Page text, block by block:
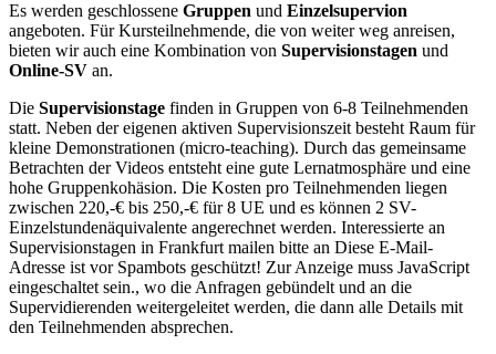
Es werden geschlossene Gruppen und Einzelsupervion
angeboten. Für Kursteilnehmende, die von weiter weg anreisen,
bieten wir auch eine Kombination von Supervisionstagen und
Online-SV an.
Die Supervisionstage finden in Gruppen von 6-8 Teilnehmenden
statt. Neben der eigenen aktiven Supervisionszeit besteht Raum für
kleine Demonstrationen (micro-teaching). Durch das gemeinsame
Betrachten der Videos entsteht eine gute Lernatmosphäre und eine
hohe Gruppenkohäsion. Die Kosten pro Teilnehmenden liegen
zwischen 220,-€ bis 250,-€ für 8 UE und es können 2 SV-
Einzelstundenäquivalente angerechnet werden. Interessierte an
Supervisionstagen in Frankfurt mailen bitte an Diese E-Mail-
Adresse ist vor Spambots geschützt! Zur Anzeige muss JavaScript
eingeschaltet sein., wo die Anfragen gebündelt und an die
Supervidierenden weitergeleitet werden, die dann alle Details mit
den Teilnehmenden absprechen.